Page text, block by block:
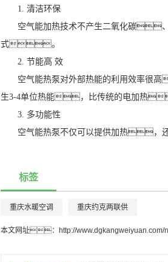
1. 清洁环保
空气能加热技术不产生二氧化碳、
式。
2. 节能高 效
空气能热泵对外部热能的利用效率很
生3-4单位热能，比传统的电加热
3. 多功能性
空气能热泵不仅可以提供加热，
标签
重庆水暖空调 重庆约克两联供
本文网址： http://www.dgkangweiyuan.com/